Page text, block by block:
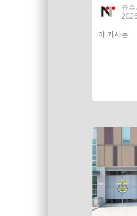
뉴
이 기사는